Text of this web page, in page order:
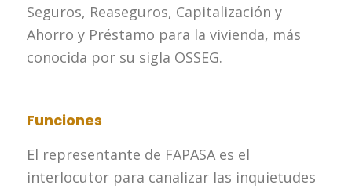
Seguros, Reaseguros, Capitalización y
Ahorro y Préstamo para la vivienda, más
conocida por su sigla OSSEG.
Funciones
El representante de FAPASA es el
interlocutor para canalizar las inquietudes